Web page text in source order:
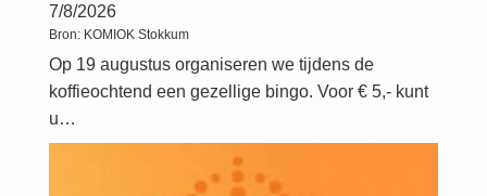
7/8/2026
Bron: KOMIOK Stokkum
Op 19 augustus organiseren we tijdens de
koffieochtend een gezellige bingo. Voor € 5,- kunt
u…